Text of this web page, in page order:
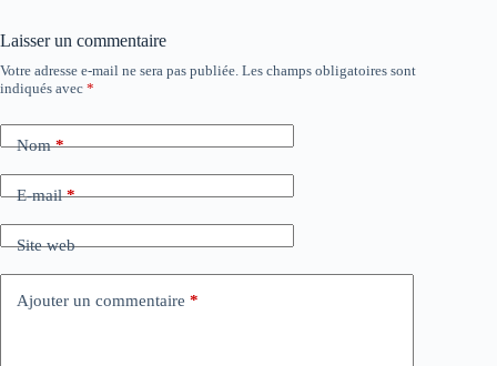
Laisser un commentaire
Votre adresse e-mail ne sera pas publiée. Les champs obligatoires sont
indiqués avec *
Nom*
E-mail*
Site web
Ajouter un commentaire *